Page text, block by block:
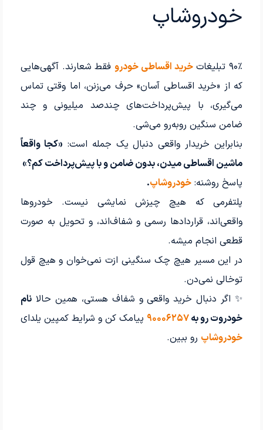
خودروشاپ
۹۰٪ تبلیغات خرید اقساطی خودرو فقط شعارند. آگهی‌هایی
که از «خرید اقساطی آسان» حرف می‌زنن، اما وقتی تماس
می‌گیری، با پیش‌پرداخت‌های چندصد میلیونی و چند
ضامن سنگین روبه‌رو می‌شی.
بنابراین خریدار واقعی دنبال یک جمله است: «کجا واقعاً
ماشین اقساطی میدن، بدون ضامن و با پیش‌پرداخت کم؟»
پاسخ روشنه: خودروشاپ.
پلتفرمی که هیچ چیزش نمایشی نیست. خودروها
واقعی‌اند، قراردادها رسمی و شفاف‌اند، و تحویل به صورت
قطعی انجام میشه.
در این مسیر هیچ چک سنگینی ازت نمی‌خوان و هیچ قول
توخالی نمی‌دن.
✨ اگر دنبال خرید واقعی و شفاف هستی، همین حالانام
خودروت رو به۹۰۰۰۶۲۵۷ پیامک کن و شرایط کمپین یلدای
خودروشاپ رو ببین.